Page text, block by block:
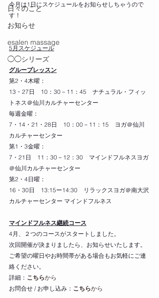
日々のこと
お知らせ
esalen massage
◯◯シリーズ
今月は1日にスケジュールをお知らせしちゃうので
す！
5月スケジュール
グループレッスン
第2・4木曜：
13・27日　10：30－11：45　ナチュラル・フィッ
トネス＠仙川カルチャーセンター
毎週金曜：
7・14・21・28日　10：00－11：15　ヨガ＠仙川
カルチャーセンター
第1・3金曜：
7・21日　11：30－12：30　マインドフルネスヨガ
＠仙川カルチャーセンター
第2・4日曜：
16・30日　13:15ー14:30　リラックスヨガ＠南大沢
カルチャーセンター マインドフルネス
マインドフルネス継続コース
4月、２つのコースがスタートしました。
次回開催が決まりましたら、お知らせいたします。
ご希望の曜日やお時間帯がある場合もお気軽にご連
絡ください。
詳細： こちらから
お問合せ / お申し込み： こちらから